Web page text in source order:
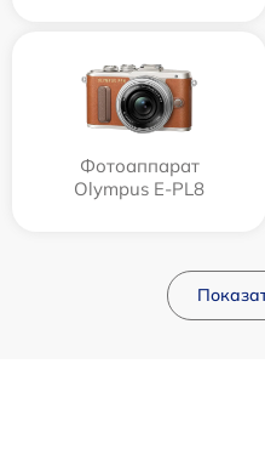
Фотоаппарат
Olympus E-PL8